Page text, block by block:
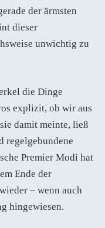
der ärmsten
dieser
unwichtig zu
die Dinge
explizit, ob wir aus
damit meinte, ließ
regelgebundene
Premier Modi hat
Ende der
– wenn auch
hingewiesen.